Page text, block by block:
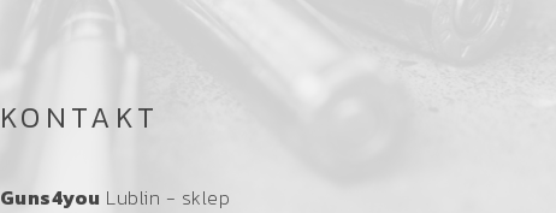
KONTAKT
Guns4you Lublin - sklep